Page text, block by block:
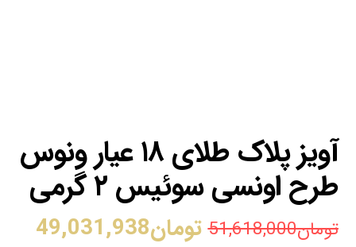
آویز پلاک طلای ۱۸ عیار ونوس
طرح اونسی سوئیس ۲ گرمی
تومان51,618,000 تومان49,031,938